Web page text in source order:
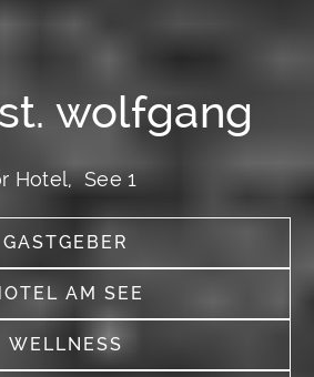
wolfgang
Hotel, See 1
GASTGEBER
SEE MORE
AM SEE
SEE MORE
WELLNESS
SEE MORE